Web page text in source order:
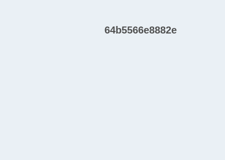
64b5566e8882e